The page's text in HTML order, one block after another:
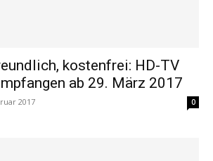
kostenfrei: HD-TV
ab 29. März 2017
2017 0